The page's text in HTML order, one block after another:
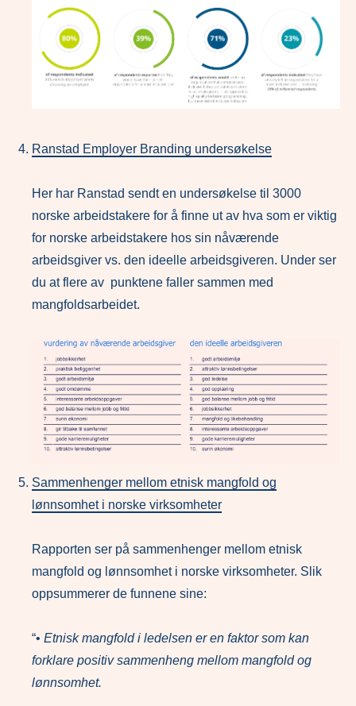
Ranstad Employer Branding undersøkelse
Her har Ranstad sendt en undersøkelse til 3000
norske arbeidstakere for å finne ut av hva som er viktig
for norske arbeidstakere hos sin nåværende
arbeidsgiver vs. den ideelle arbeidsgiveren. Under ser
du at flere av punktene faller sammen med
mangfoldsarbeidet.
Sammenhenger mellom etnisk mangfold og
lønnsomhet i norske virksomheter
Rapporten ser på sammenhenger mellom etnisk
mangfold og lønnsomhet i norske virksomheter. Slik
oppsummerer de funnene sine:
“• Etnisk mangfold i ledelsen er en faktor som kan
forklare positiv sammenheng mellom mangfold og
lønnsomhet.